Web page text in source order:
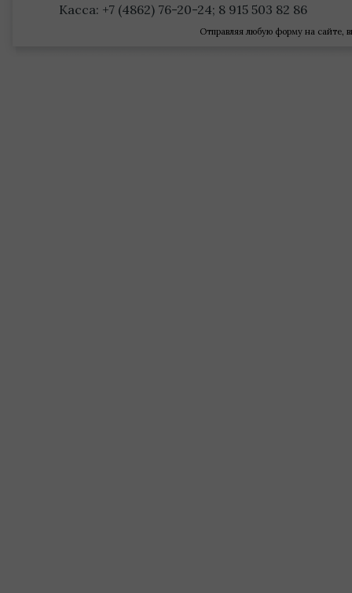
Касса: +7 (4862) 76-20-24; 8 915 503 82 86
Отправляя любую форму на сайте,